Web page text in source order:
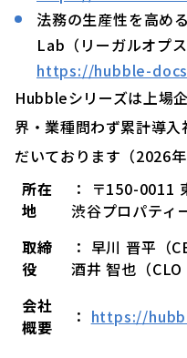
法務の生産性を高め
Lab（リーガルオプス
https://hubble-
Hubbleシリーズは上場
界・業種問わず累計導
だいております（2026年
所在
地
： 〒150-0011
渋谷プロパティ
取締
役
： 早川 晋平（
酒井 智也（CLO
会社
概要
： https://